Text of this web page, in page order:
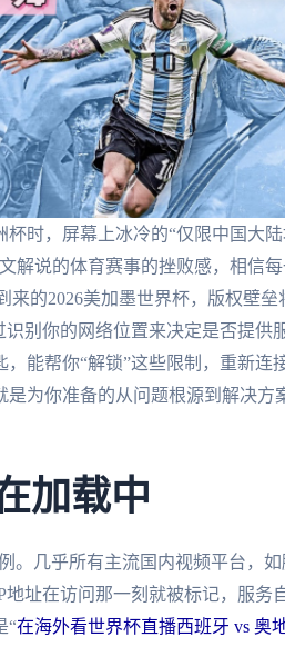
时，屏幕上冰冷的“仅限中国大
解说的体育赛事的挫败感，相信
的2026美加墨世界杯，版权壁垒
别你的网络位置来决定是否提供
能帮你“解锁”这些限制，重新连
为你准备的从问题根源到解决方
加载中
。几乎所有主流国内视频平台，
址在访问那一刻就被标记，服务
“在海外看世界杯直播西班牙 vs 奥